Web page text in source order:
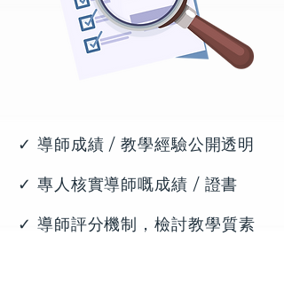
✓ 導師成績 / 教學經驗公開透明
✓ 專人核實導師嘅成績 / 證書
✓ 導師評分機制，檢討教學質素